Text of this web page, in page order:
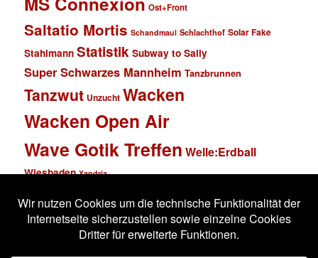
Ost+Front
Saltatio Mortis Schandmaul Schlachthof Solar Fake
Stahlmann Statistik Subway to Sally
Super Schwarzes Mannheim Tanzbrunnen
Tanzwut Unzucht Wacken
Wacken Open Air
Wave Gotik Treffen Welle:Erdball
Wiesbaden Xandria
Impressum